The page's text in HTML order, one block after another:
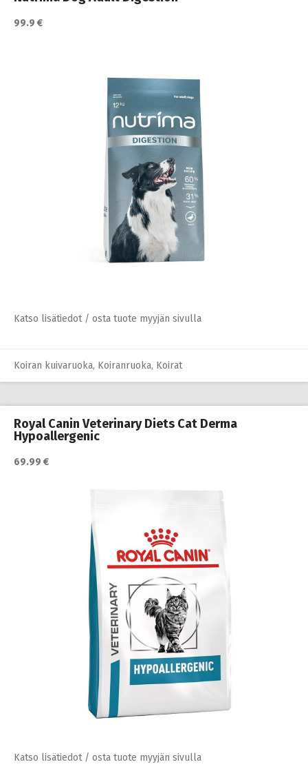
99.9 €
Katso lisätiedot / osta tuote myyjän sivulla
Koiran kuivaruoka, Koiranruoka, Koirat
Royal Canin Veterinary Diets Cat Derma
Hypoallergenic
69.99 €
Katso lisätiedot / osta tuote myyjän sivulla